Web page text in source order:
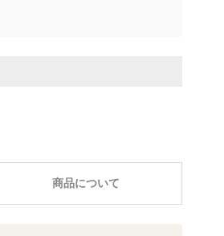
商品について